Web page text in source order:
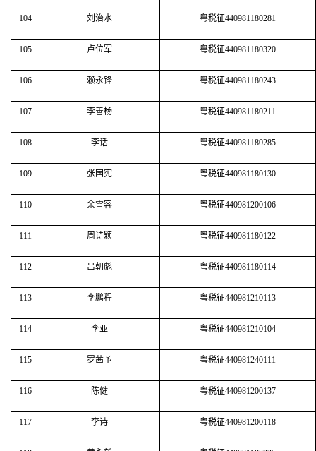
104 刘治水 粤税征440981180281
105 卢位军 粤税征440981180320
106 赖永锋 粤税征440981180243
107 李善杨 粤税征440981180211
108 李话 粤税征440981180285
109 张国宪 粤税征440981180130
110 余雪容 粤税征440981200106
111 周诗颖 粤税征440981180122
112 吕朝彪 粤税征440981180114
113 李鹏程 粤税征440981210113
114 李亚 粤税征440981210104
115 罗茜予 粤税征440981240111
116 陈健 粤税征440981200137
117 李诗 粤税征440981200118